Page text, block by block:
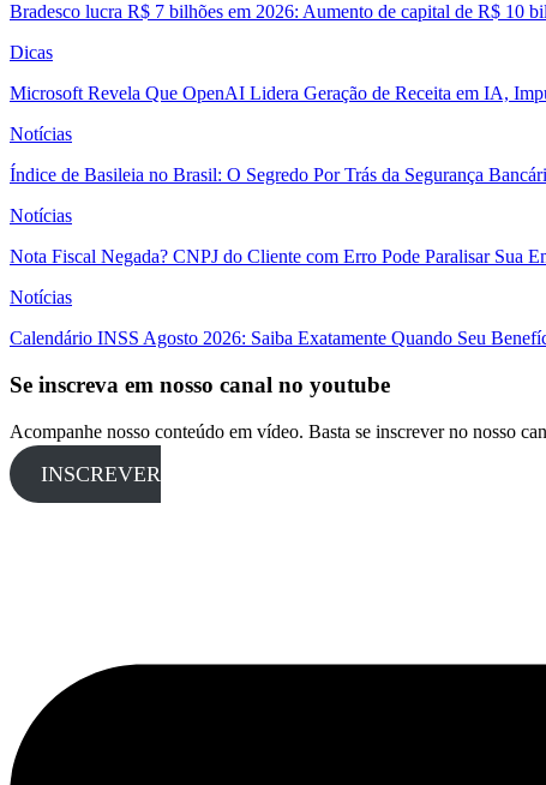
Bradesco lucra R$ 7 bilhões em 2026: Aumento de capital de R$ 10
Dicas
Microsoft Revela Que OpenAI Lidera Geração de Receita em IA,
Notícias
Índice de Basileia no Brasil: O Segredo Por Trás da Segurança
Notícias
Nota Fiscal Negada? CNPJ do Cliente com Erro Pode Paralisar Sua
Notícias
Calendário INSS Agosto 2026: Saiba Exatamente Quando Seu
Se inscreva em nosso canal no youtube
Acompanhe nosso conteúdo em vídeo. Basta se inscrever no nosso
INSCREVER